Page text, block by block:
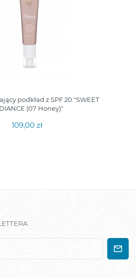
podkład z SPF 20 "SWEET
(07 Honey)"
109,00 zł